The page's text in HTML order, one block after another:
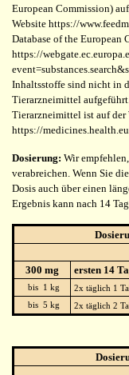
European Commission)
Website https://
Database of the European
https://
Inhaltsstoffe sind nicht in
Tierarzneimittel
Tierarzneimittel ist auf der
https://
Dosierung: Wir
verabreichen. Wenn Sie
Dosis auch über einen
Ergebnis kann nach 14
300 mg ersten 14
bis 1 kg 2x täglich 1
bis 5 kg
2x täglich 2